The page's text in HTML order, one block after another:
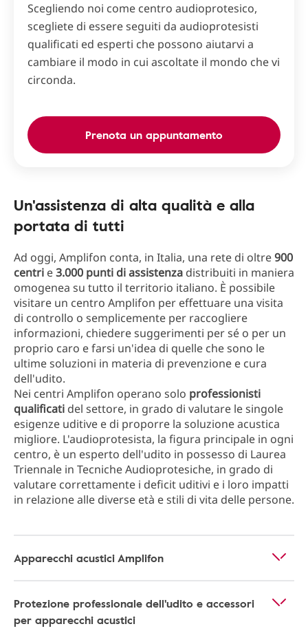
Scegliendo noi come centro audioprotesico,
scegliete di essere seguiti da audioprotesisti
qualificati ed esperti che possono aiutarvi a
cambiare il modo in cui ascoltate il mondo che vi
circonda.
Prenota un appuntamento
Un'assistenza di alta qualità e alla
portata di tutti
Ad oggi, Amplifon conta, in Italia, una rete di oltre900
centri e3.000 punti di assistenza distribuiti in maniera
omogenea su tutto il territorio italiano. È possibile
visitare un centro Amplifon per effettuare una visita
di controllo o semplicemente per raccogliere
informazioni, chiedere suggerimenti per sé o per un
proprio caro e farsi un'idea di quelle che sono le
ultime soluzioni in materia di prevenzione e cura
dell'udito.
Nei centri Amplifon operano solo professionisti
qualificati del settore, in grado di valutare le singole
esigenze uditive e di proporre la soluzione acustica
migliore. L'audioprotesista, la figura principale in ogni
centro, è un esperto dell'udito in possesso di Laurea
Triennale in Tecniche Audioprotesiche, in grado di
valutare correttamente i deficit uditivi e i loro impatti
in relazione alle diverse età e stili di vita delle persone.
Apparecchi acustici Amplifon
Protezione professionale dell'udito e accessori
per apparecchi acustici